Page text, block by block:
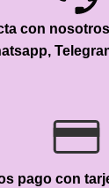
con
pago con